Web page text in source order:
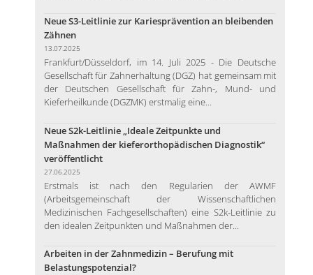
Neue S3-Leitlinie zur Kariesprävention an bleibenden
Zähnen
13.07.2025
Frankfurt/Düsseldorf, im 14. Juli 2025 - Die Deutsche
Gesellschaft für Zahnerhaltung (DGZ) hat gemeinsam mit
der Deutschen Gesellschaft für Zahn-, Mund- und
Kieferheilkunde (DGZMK) erstmalig eine...
Neue S2k-Leitlinie „Ideale Zeitpunkte und
Maßnahmen der kieferorthopädischen Diagnostik“
veröffentlicht
27.06.2025
Erstmals ist nach den Regularien der AWMF
(Arbeitsgemeinschaft der Wissenschaftlichen
Medizinischen Fachgesellschaften) eine S2k-Leitlinie zu
den idealen Zeitpunkten und Maßnahmen der...
Arbeiten in der Zahnmedizin – Berufung mit
Belastungspotenzial?